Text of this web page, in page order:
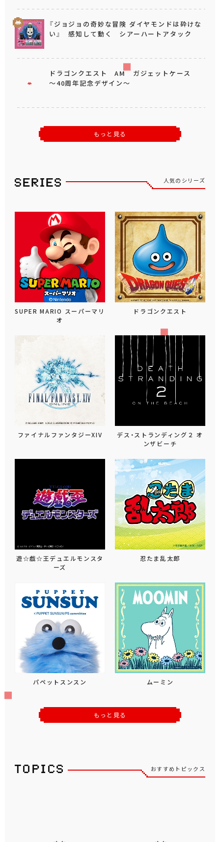
『ジョジョの奇妙な冒険 ダイヤモンドは砕けな
い』 感知して動く シアーハートアタック
ドラゴンクエスト AM ガジェットケース
～40周年記念デザイン～
もっと見る
人気のシリーズ
SUPER MARIO スーパーマリ
オ
ドラゴンクエスト
ファイナルファンタジーXIV
デス・ストランディング２ オ
ンザビーチ
遊☆戯☆王デュエルモンスタ
ーズ
忍たま乱太郎
パペットスンスン ムーミン
もっと見る
おすすめトピックス